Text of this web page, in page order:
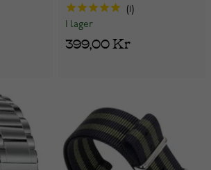
I lager
399,00 Kr